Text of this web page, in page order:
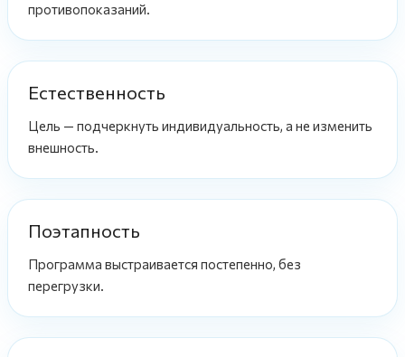
противопоказаний.
Естественность
Цель — подчеркнуть индивидуальность, а не изменить
внешность.
Поэтапность
Программа выстраивается постепенно, без
перегрузки.